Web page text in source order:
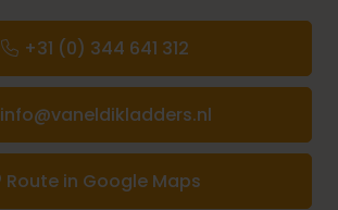
+31 (0) 344 641 312
info@vaneldikladders.nl
Route in Google Maps